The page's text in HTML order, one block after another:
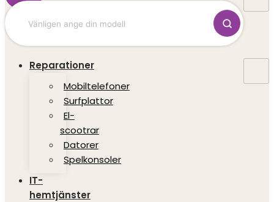
Reparationer
Mobiltelefoner
Surfplattor
El-
scootrar
Datorer
Spelkonsoler
IT-
hemtjänster